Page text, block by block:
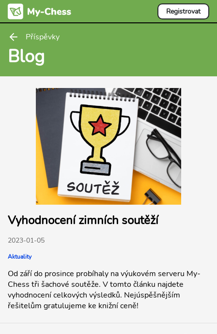
Registrovat
Příspěvky
Blog
Vyhodnocení zimních soutěží
2023-01-05
Aktuality
Od září do prosince probíhaly na výukovém serveru My-
Chess tři šachové soutěže. V tomto článku najdete
vyhodnocení celkových výsledků. Nejúspěšnějším
řešitelům gratulujeme ke knižní ceně!